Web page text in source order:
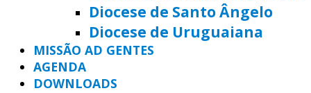
Diocese de Santo Ângelo
Diocese de Uruguaiana
MISSÃO AD GENTES
AGENDA
DOWNLOADS